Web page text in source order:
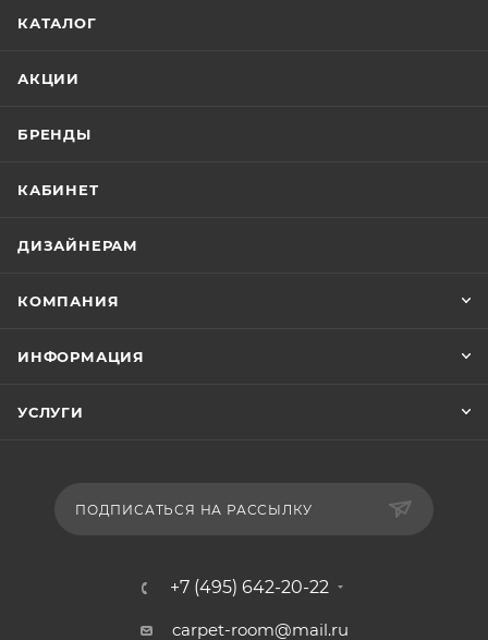
КАТАЛОГ
АКЦИИ
БРЕНДЫ
КАБИНЕТ
ДИЗАЙНЕРАМ
КОМПАНИЯ
ИНФОРМАЦИЯ
УСЛУГИ
ПОДПИСАТЬСЯ НА РАССЫЛКУ
+7 (495) 642-20-22
carpet-room@mail.ru